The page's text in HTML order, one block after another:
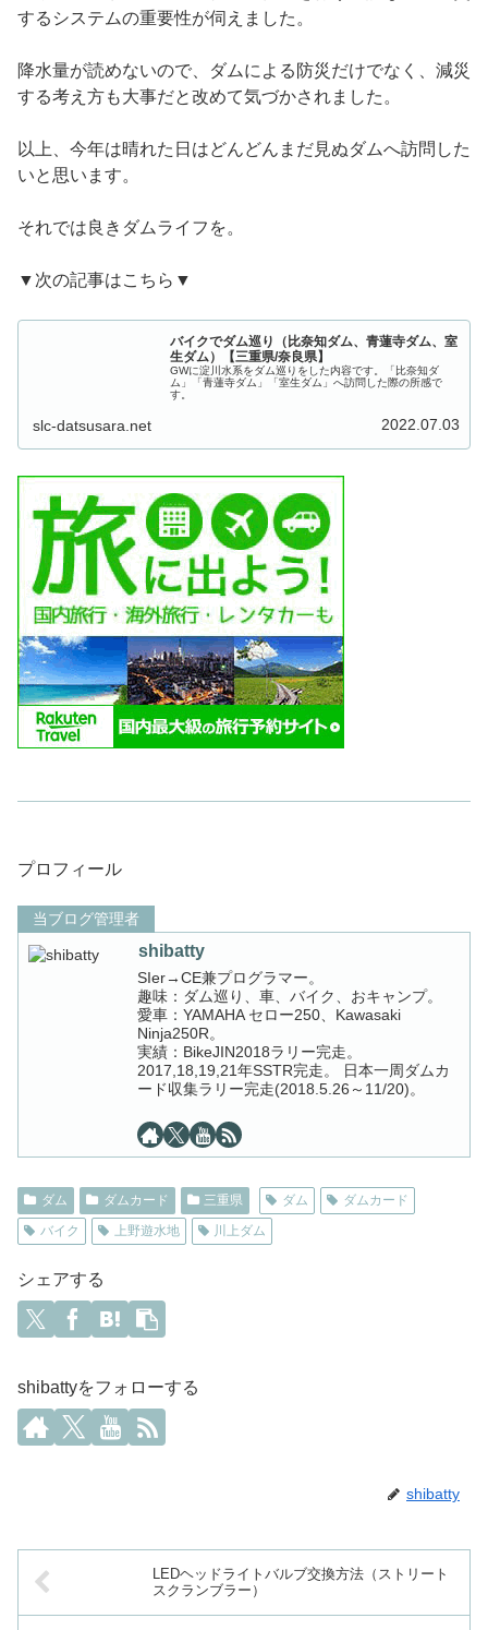
するシステムの重要性が伺えました。
降水量が読めないので、ダムによる防災だけでなく、減災
する考え方も大事だと改めて気づかされました。
以上、今年は晴れた日はどんどんまだ見ぬダムへ訪問した
いと思います。
それでは良きダムライフを。
▼次の記事はこちら▼
バイクでダム巡り（比奈知ダム、青蓮寺ダム、室
生ダム）【三重県/奈良県】
GWに淀川水系をダム巡りをした内容です。「比奈知ダ
ム」「青蓮寺ダム」「室生ダム」へ訪問した際の所感で
す。
slc-datsusara.net 2022.07.03
プロフィール
当ブログ管理者
shibatty
SIer→CE兼プログラマー。
趣味：ダム巡り、車、バイク、おキャンプ。
愛車：YAMAHA セロー250、Kawasaki
Ninja250R。
実績：BikeJIN2018ラリー完走。
2017,18,19,21年SSTR完走。 日本一周ダムカ
ード収集ラリー完走(2018.5.26～11/20)。
ダム ダムカード 三重県 ダム
ダムカード
バイク
上野遊水地 川上ダム
シェアする
shibattyをフォローする
shibatty
LEDヘッドライトバルブ交換方法（ストリート
スクランブラー）